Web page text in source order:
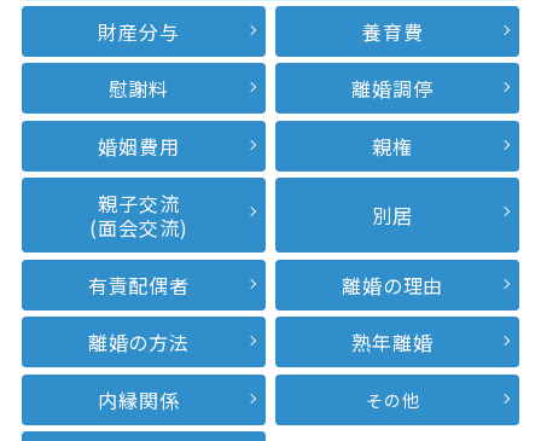
財産分与
養育費
慰謝料
離婚調停
婚姻費用
親権
親子交流
(面会交流)
別居
有責配偶者
離婚の理由
離婚の方法
熟年離婚
内縁関係
その他